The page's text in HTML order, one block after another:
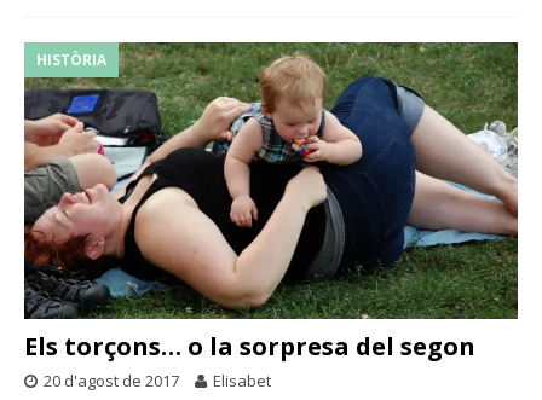
HISTÒRIA
Els torçons… o la sorpresa del segon
20 d'agost de 2017 Elisabet